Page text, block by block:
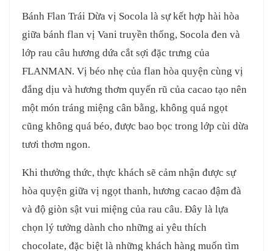
Bánh Flan Trái Dừa vị Socola là sự kết hợp hài hòa
giữa bánh flan vị Vani truyền thống, Socola đen và
lớp rau câu hương dứa cắt sợi đặc trưng của
FLANMAN. Vị béo nhẹ của flan hòa quyện cùng vị
đắng dịu và hương thơm quyến rũ của cacao tạo nên
một món tráng miệng cân bằng, không quá ngọt
cũng không quá béo, được bao bọc trong lớp cùi dừa
tươi thơm ngon.
Khi thưởng thức, thực khách sẽ cảm nhận được sự
hòa quyện giữa vị ngọt thanh, hương cacao đậm đà
và độ giòn sật vui miệng của rau câu. Đây là lựa
chọn lý tưởng dành cho những ai yêu thích
chocolate, đặc biệt là những khách hàng muốn tìm